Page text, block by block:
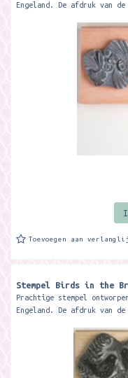
Engeland. De afdruk van
Toevoegen aan
Stempel Birds in the
Prachtige stempel
Engeland. De afdruk van